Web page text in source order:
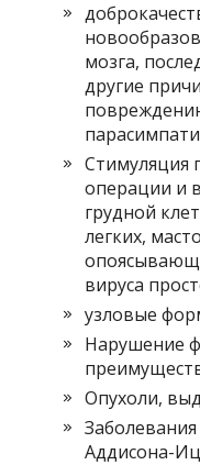
мозга,
другие
Стимуляция
операции и
грудной
легких,
вируса
узловые
Нарушение
Опухоли,
Аддисона-